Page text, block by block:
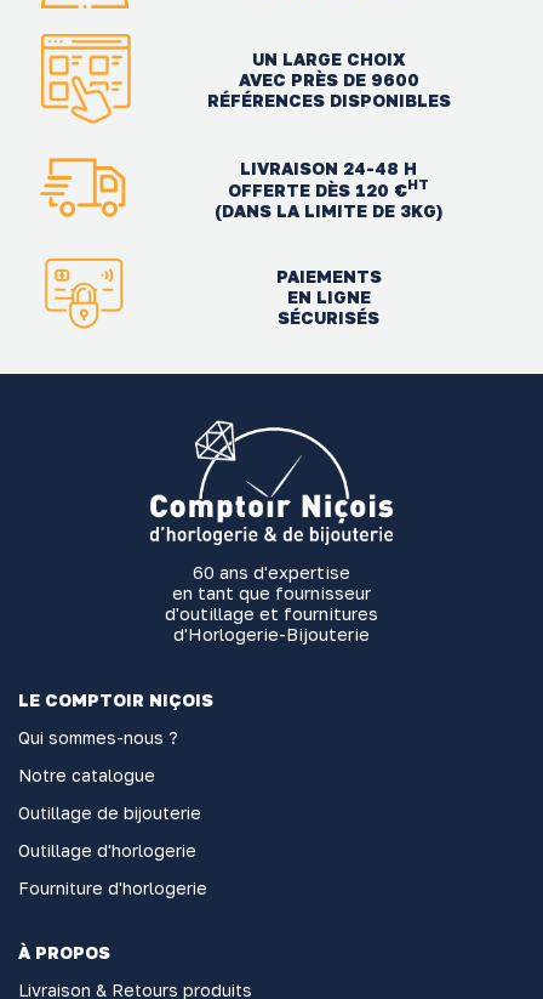
UN LARGE CHOIX
AVEC PRÈS DE 9600
RÉFÉRENCES DISPONIBLES
LIVRAISON 24-48 H
OFFERTE DÈS 120 €HT
(DANS LA LIMITE DE 3KG)
PAIEMENTS
EN LIGNE
SÉCURISÉS
60 ans d'expertise
en tant que fournisseur
d'outillage et fournitures
d'Horlogerie-Bijouterie
LE COMPTOIR NIÇOIS
Qui sommes-nous ?
Notre catalogue
Outillage de bijouterie
Outillage d'horlogerie
Fourniture d'horlogerie
À PROPOS
Livraison & Retours produits